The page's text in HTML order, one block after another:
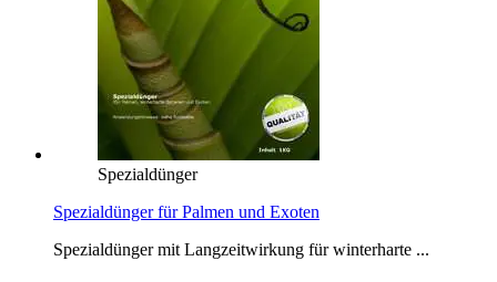
Spezialdünger
Spezialdünger für Palmen und Exoten
Spezialdünger mit Langzeitwirkung für winterharte ...